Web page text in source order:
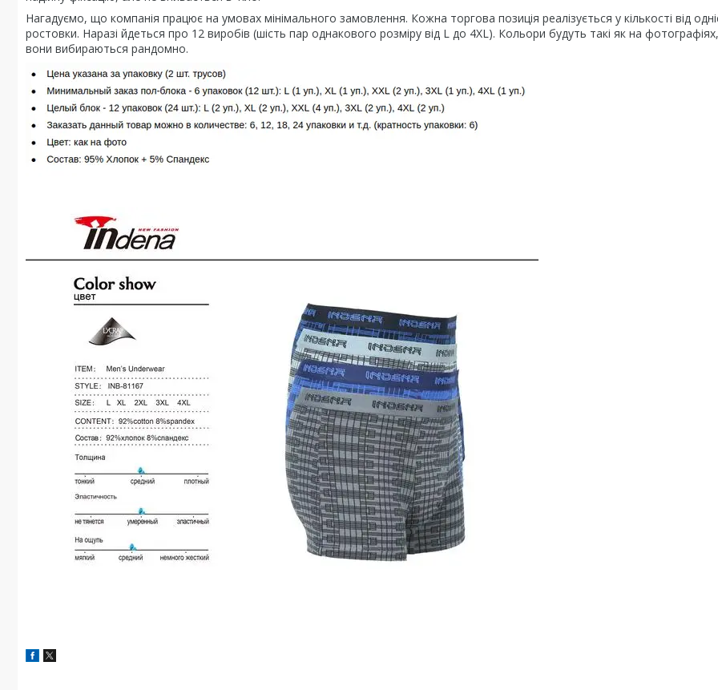
Нагадуємо, що компанія працює на умовах мінімального замовлення. Кожна торгова позиція реалізується у кількості від
ростовки. Наразі йдеться про 12 виробів (шість пар однакового розміру від L до 4XL). Кольори будуть такі як на
вони вибираються рандомно.